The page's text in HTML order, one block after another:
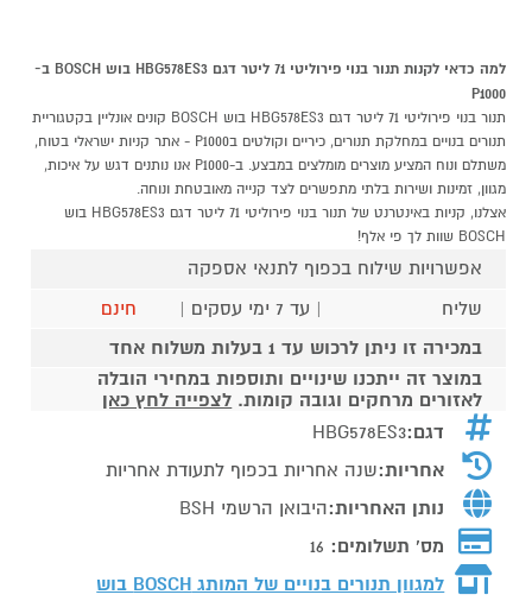
למה כדאי לקנות תנור בנוי פירוליטי 71 ליטר דגם HBG578ES3 בוש BOSCH ב-
P1000
תנור בנוי פירוליטי 71 ליטר דגם HBG578ES3 בוש BOSCH קונים אונליין בקטגוריית
תנורים בנויים במחלקת תנורים, כיריים וקולטים בP1000 - אתר קניות ישראלי בטוח,
משתלם ונוח המציע מוצרים מומלצים במבצע. ב-P1000 אנו נותנים דגש על איכות,
מגוון, זמינות ושירות בלתי מתפשרים לצד קנייה מאובטחת ונוחה.
אצלנו, קניות באינטרנט של תנור בנוי פירוליטי 71 ליטר דגם HBG578ES3 בוש
BOSCH שוות לך פי אלף!
אפשרויות שילוח בכפוף לתנאי אספקה
שליח
| עד 7 ימי עסקים |
חינם
במכירה זו ניתן לרכוש עד 1 בעלות משלוח אחד
במוצר זה ייתכנו שינויים ותוספות במחירי הובלה
לאזורים מרחקים וגובה קומות. לצפייה לחץ כאן
דגם:HBG578ES3
אחריות:שנה אחריות בכפוף לתעודת אחריות
נותן האחריות:היבואן הרשמי BSH
מס' תשלומים: 16
למגוון תנורים בנויים של המותג BOSCH בוש